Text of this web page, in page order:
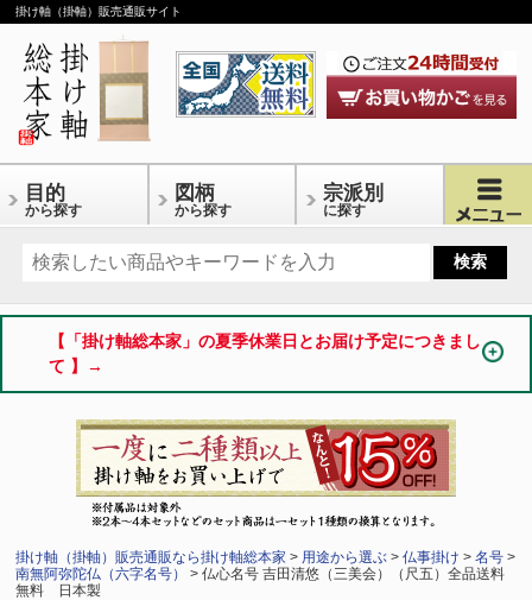
掛け軸（掛軸）販売通販サイト
目的
から探す
図柄
から探す
宗派別
に探す
【「掛け軸総本家」の夏季休業日とお届け予定につきまし
て 】→
掛け軸（掛軸）販売通販なら掛け軸総本家 > 用途から選ぶ >仏事掛け >名号 >
南無阿弥陀仏（六字名号）
> 仏心名号 吉田清悠（三美会）（尺五）全品送料
無料 日本製